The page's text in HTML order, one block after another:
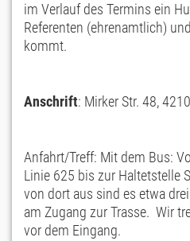
im Verlauf des Termins ein
Referenten (ehrenamtlich)
kommt.
Anschrift: Mirker Str. 48,
Anfahrt/Treff: Mit dem Bus:
Linie 625 bis zur Haltetstelle
von dort aus sind es etwa
am Zugang zur Trasse. Wir
vor dem Eingang.